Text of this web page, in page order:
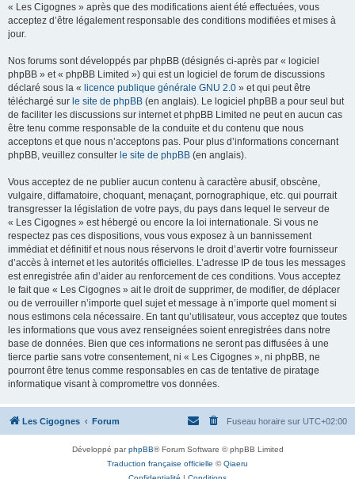
« Les Cigognes » après que des modifications aient été effectuées, vous
acceptez d’être légalement responsable des conditions modifiées et mises à
jour.
Nos forums sont développés par phpBB (désignés ci-après par « logiciel
phpBB » et « phpBB Limited ») qui est un logiciel de forum de discussions
déclaré sous la « licence publique générale GNU 2.0 » et qui peut être
téléchargé sur le site de phpBB (en anglais). Le logiciel phpBB a pour seul but
de faciliter les discussions sur internet et phpBB Limited ne peut en aucun cas
être tenu comme responsable de la conduite et du contenu que nous
acceptons et que nous n’acceptons pas. Pour plus d’informations concernant
phpBB, veuillez consulter le site de phpBB (en anglais).
Vous acceptez de ne publier aucun contenu à caractère abusif, obscène,
vulgaire, diffamatoire, choquant, menaçant, pornographique, etc. qui pourrait
transgresser la législation de votre pays, du pays dans lequel le serveur de
« Les Cigognes » est hébergé ou encore la loi internationale. Si vous ne
respectez pas ces dispositions, vous vous exposez à un bannissement
immédiat et définitif et nous nous réservons le droit d’avertir votre fournisseur
d’accès à internet et les autorités officielles. L’adresse IP de tous les messages
est enregistrée afin d’aider au renforcement de ces conditions. Vous acceptez
le fait que « Les Cigognes » ait le droit de supprimer, de modifier, de déplacer
ou de verrouiller n’importe quel sujet et message à n’importe quel moment si
nous estimons cela nécessaire. En tant qu’utilisateur, vous acceptez que toutes
les informations que vous avez renseignées soient enregistrées dans notre
base de données. Bien que ces informations ne seront pas diffusées à une
tierce partie sans votre consentement, ni « Les Cigognes », ni phpBB, ne
pourront être tenus comme responsables en cas de tentative de piratage
informatique visant à compromettre vos données.
Les Cigognes Forum Fuseau horaire sur UTC+02:00
Développé parphpBB® Forum Software © phpBB Limited
Traduction française officielle ©Qiaeru